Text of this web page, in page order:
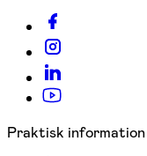
Praktisk information